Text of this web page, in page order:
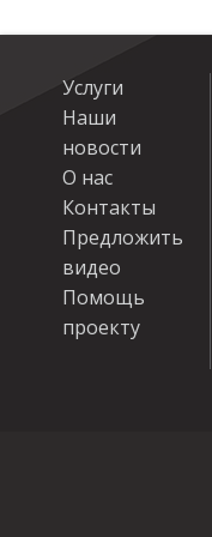
Услуги
Наши
новости
О нас
Контакты
Предложить
видео
Помощь
проекту